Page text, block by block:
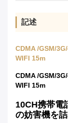
記述
CDMA /GSM/
WIFI 15m
CDMA /GSM/
WIFI 15m
10CH携帯電
の妨害機を